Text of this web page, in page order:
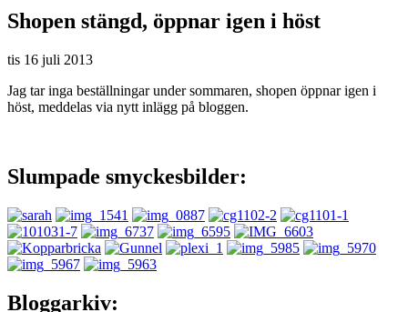
Shopen stängd, öppnar igen i höst
tis 16 juli 2013
Jag tar inga beställningar under sommaren, shopen öppnar igen i
höst, meddelas via nytt inlägg på bloggen.
Slumpade smyckesbilder:
Bloggarkiv: